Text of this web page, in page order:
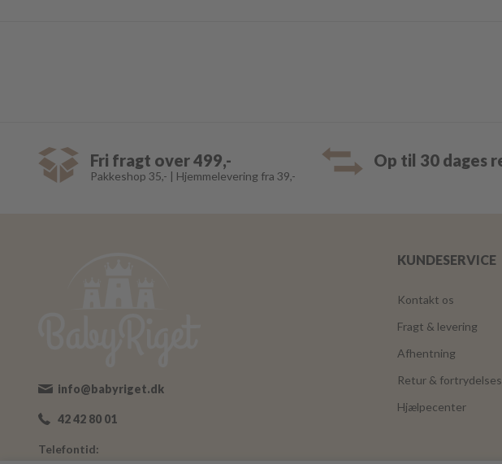
Fri fragt over 499,-
Pakkeshop 35,- | Hjemmelevering fra 39,-
Op til 30 dages
info@babyriget.dk
42 42 80 01
Telefontid:
KUNDESERVICE
Kontakt os
Fragt & levering
Afhentning
Retur &
Hjælpecenter